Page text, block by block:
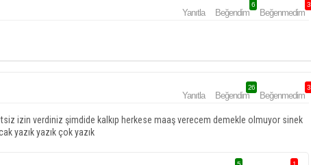
Yanıtla Beğendim
6
Beğenmedim
3
Yanıtla Beğendim
26
Beğenmedim
3
izin verdiniz şimdide kalkıp herkese maaş verecem demekle olmuyor sinek
yazık yazık çok yazık